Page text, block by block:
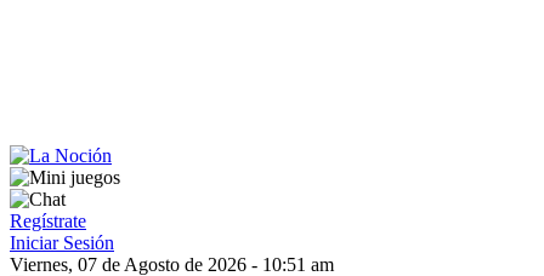
Regístrate
Iniciar Sesión
Viernes, 07 de Agosto de 2026 - 10:51 am